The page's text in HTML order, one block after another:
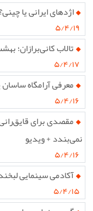
اژدهای ایرانی یا
۵/۴/۱۹
تالاب کانی‌برازان؛
۵/۴/۱۷
معرفی آرامگاه
۵/۴/۱۶
مقصدی برای
نمی‌بندد + ویدیو
۵/۴/۱۶
آکادمی سینمایی
۵/۴/۱۵